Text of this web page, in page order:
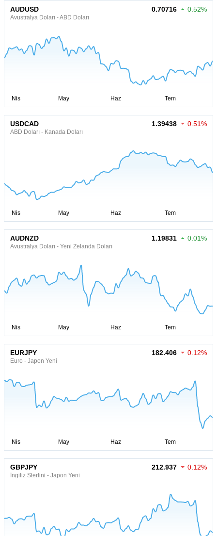
AUDUSD
Avustralya Doları - ABD Doları
0.70716 0.52%
USDCAD
ABD Doları - Kanada Doları
1.39438 0.51%
AUDNZD
Avustralya Doları - Yeni Zelanda Doları
1.19831 0.01%
EURJPY
Euro - Japon Yeni
182.406 0.12%
GBPJPY
İngiliz Sterlini - Japon Yeni
212.937 0.12%